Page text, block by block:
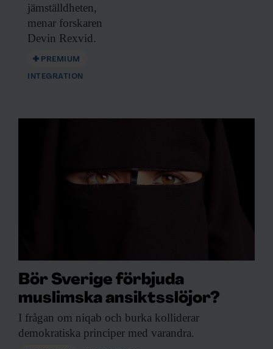
jämställdheten,
menar forskaren
Devin Rexvid.
PREMIUM
INTEGRATION
Bör Sverige förbjuda
muslimska ansiktsslöjor?
I frågan om niqab och burka kolliderar
demokratiska principer med varandra.